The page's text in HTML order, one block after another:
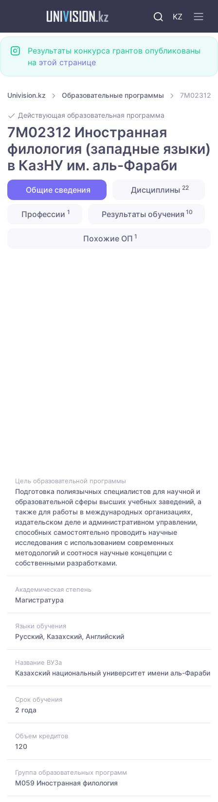
KZ
Результаты конкурса грантов опубликованы
на этой странице
Univision.kz Образовательные программы 7M02312
Действующая образовательная программа
7M02312 Иностранная
филология (западные языки)
в КазНУ им. аль-Фараби
Общие сведения Дисциплины 22
Профессии 1 Результаты обучения 10
Похожие ОП 1
Цель образовательной программы
Подготовка полиязычных специалистов для научной и
образовательной сферы высших учебных заведений, а
также для работы в международных организациях,
издательском деле и административном управлении,
способных самостоятельно проводить научные
исследования с использованием современных
методологий и соотнося научные концепции с
собственными разработками.
Академическая степень
Магистратура
Языки обучения
Русский, Казахский, Английский
Название ВУЗа
Казахский национальный университет имени аль-Фараби
Срок обучения
2 года
Объем кредитов
120
Группа образовательных программ
M059 Иностранная филология